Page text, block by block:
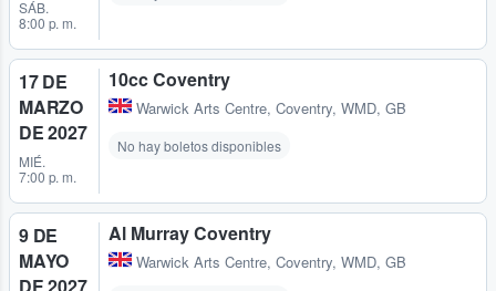
SÁB.
8:00 p. m.
17 DE
MARZO
DE 2027
MIÉ.
7:00 p. m.
10cc Coventry
Warwick Arts Centre, Coventry, WMD, GB
No hay boletos disponibles
9 DE
MAYO
DE 2027
Al Murray Coventry
Warwick Arts Centre, Coventry, WMD, GB